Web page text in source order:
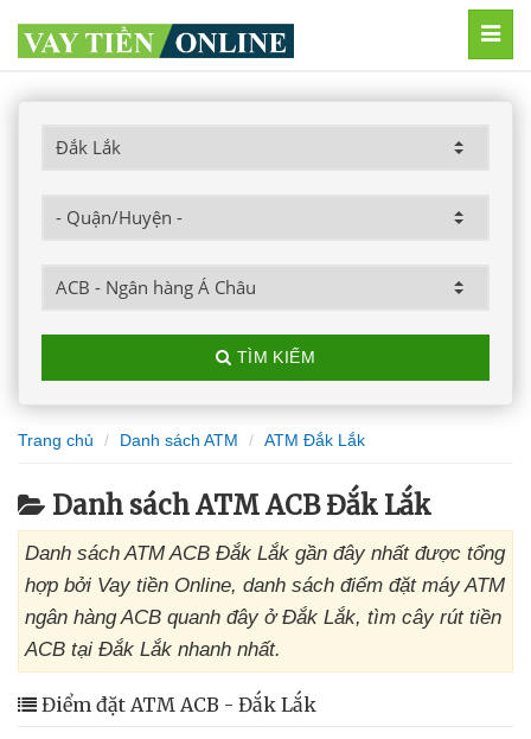
TÌM KIẾM
Trang chủ Danh sách ATM ATM Đắk Lắk
Danh sách ATM ACB Đắk Lắk
Danh sách ATM ACB Đắk Lắk gần đây nhất được tổng
hợp bởi Vay tiền Online, danh sách điểm đặt máy ATM
ngân hàng ACB quanh đây ở Đắk Lắk, tìm cây rút tiền
ACB tại Đắk Lắk nhanh nhất.
Điểm đặt ATM ACB - Đắk Lắk